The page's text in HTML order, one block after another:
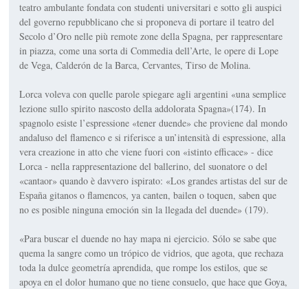
teatro ambulante fondata con studenti universitari e sotto gli auspici
del governo repubblicano che si proponeva di portare il teatro del
Secolo d’Oro nelle più remote zone della Spagna, per rappresentare
in piazza, come una sorta di Commedia dell’Arte, le opere di Lope
de Vega, Calderón de la Barca, Cervantes, Tirso de Molina.
Lorca voleva con quelle parole spiegare agli argentini «una semplice
lezione sullo spirito nascosto della addolorata Spagna»(174). In
spagnolo esiste l’espressione «tener duende» che proviene dal mondo
andaluso del flamenco e si riferisce a un’intensità di espressione, alla
vera creazione in atto che viene fuori con «istinto efficace» - dice
Lorca - nella rappresentazione del ballerino, del suonatore o del
«cantaor» quando è davvero ispirato: «Los grandes artistas del sur de
España gitanos o flamencos, ya canten, bailen o toquen, saben que
no es posible ninguna emoción sin la llegada del duende» (179).
«Para buscar el duende no hay mapa ni ejercicio. Sólo se sabe que
quema la sangre como un trópico de vidrios, que agota, que rechaza
toda la dulce geometría aprendida, que rompe los estilos, que se
apoya en el dolor humano que no tiene consuelo, que hace que Goya,